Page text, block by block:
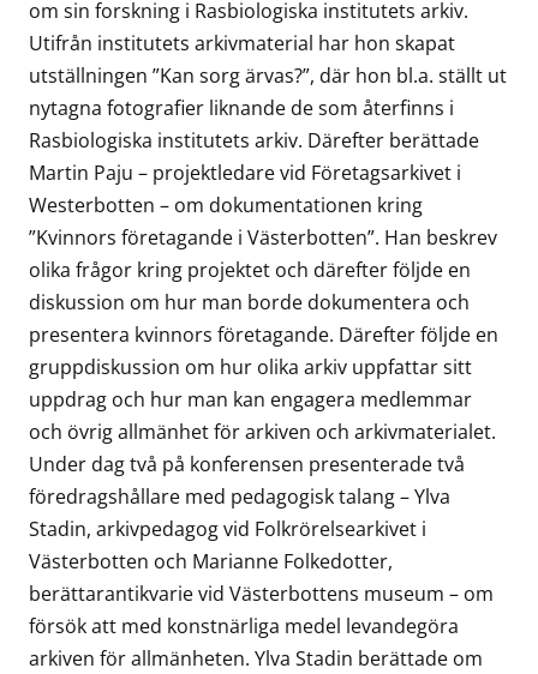
om sin forskning i Rasbiologiska institutets arkiv.
Utifrån institutets arkivmaterial har hon skapat
utställningen ”Kan sorg ärvas?”, där hon bl.a. ställt ut
nytagna fotografier liknande de som återfinns i
Rasbiologiska institutets arkiv. Därefter berättade
Martin Paju – projektledare vid Företagsarkivet i
Westerbotten – om dokumentationen kring
”Kvinnors företagande i Västerbotten”. Han beskrev
olika frågor kring projektet och därefter följde en
diskussion om hur man borde dokumentera och
presentera kvinnors företagande. Därefter följde en
gruppdiskussion om hur olika arkiv uppfattar sitt
uppdrag och hur man kan engagera medlemmar
och övrig allmänhet för arkiven och arkivmaterialet.
Under dag två på konferensen presenterade två
föredragshållare med pedagogisk talang – Ylva
Stadin, arkivpedagog vid Folkrörelsearkivet i
Västerbotten och Marianne Folkedotter,
berättarantikvarie vid Västerbottens museum – om
försök att med konstnärliga medel levandegöra
arkiven för allmänheten. Ylva Stadin berättade om